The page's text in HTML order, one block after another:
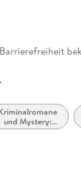
und Mystery:
Privatdetektiv /